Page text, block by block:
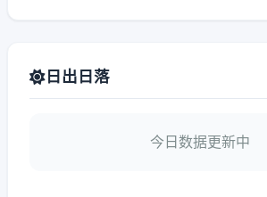
日出日落
今日数据更新中